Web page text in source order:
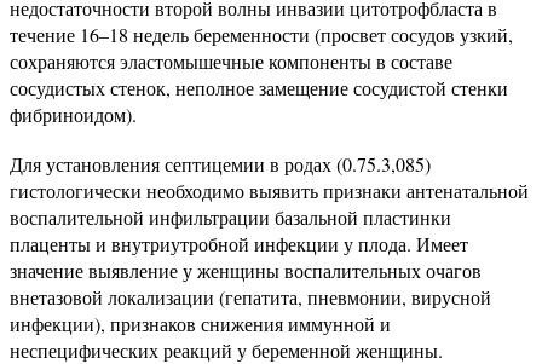
недостаточности второй волны инвазии цитотрофбласта в
течение 16–18 недель беременности (просвет сосудов узкий,
сохраняются эластомышечные компоненты в составе
сосудистых стенок, неполное замещение сосудистой стенки
фибриноидом).
Для установления септицемии в родах (0.75.3,085)
гистологически необходимо выявить признаки антенатальной
воспалительной инфильтрации базальной пластинки
плаценты и внутриутробной инфекции у плода. Имеет
значение выявление у женщины воспалительных очагов
внетазовой локализации (гепатита, пневмонии, вирусной
инфекции), признаков снижения иммунной и
неспецифических реакций у беременной женщины.